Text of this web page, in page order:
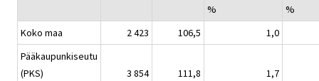
%
%
Koko maa
2 423 106,5
1,0
Pääkaupunkiseutu
(PKS)
3 854 111,8
1,7